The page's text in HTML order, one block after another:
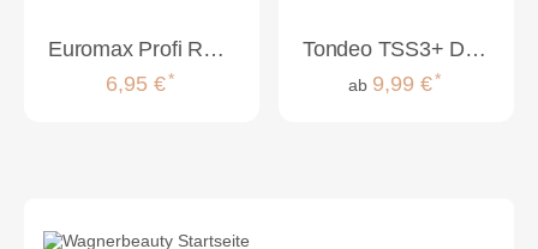
Euromax Profi Rasierklingen Platinum 100er Double Edge
6,95 €*
Tondeo TSS3+ Double Edge Klingen
ab 9,99 €*